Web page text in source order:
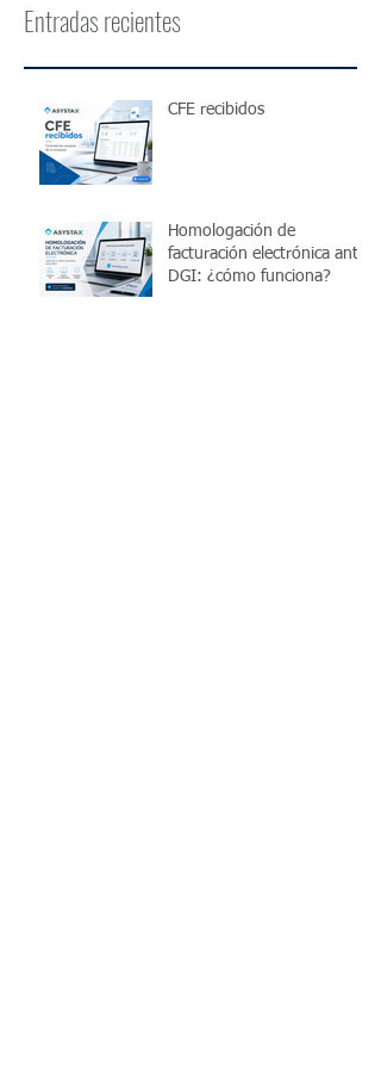
Entradas recientes
CFE recibidos
Homologación de
facturación electrónica ante
DGI: ¿cómo funciona?